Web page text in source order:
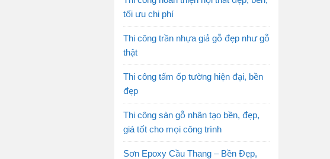
tối ưu chi phí
Thi công trần nhựa giả gỗ đẹp như gỗ
thật
Thi công tấm ốp tường hiện đại, bền
đẹp
Thi công sàn gỗ nhân tạo bền, đẹp,
giá tốt cho mọi công trình
Sơn Epoxy Cầu Thang – Bền Đẹp,